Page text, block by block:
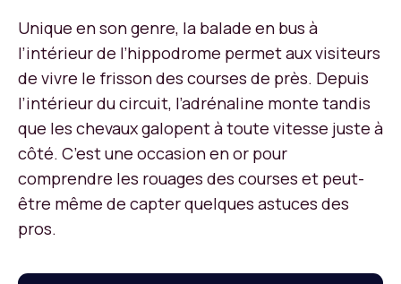
Unique en son genre, la balade en bus à
l’intérieur de l’hippodrome permet aux visiteurs
de vivre le frisson des courses de près. Depuis
l’intérieur du circuit, l’adrénaline monte tandis
que les chevaux galopent à toute vitesse juste à
côté. C’est une occasion en or pour
comprendre les rouages des courses et peut-
être même de capter quelques astuces des
pros.